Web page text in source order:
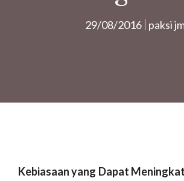
29/08/2016 paksi
Kebiasaan yang Dapat